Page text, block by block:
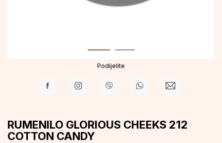
Podijelite
RUMENILO GLORIOUS CHEEKS 212
COTTON CANDY